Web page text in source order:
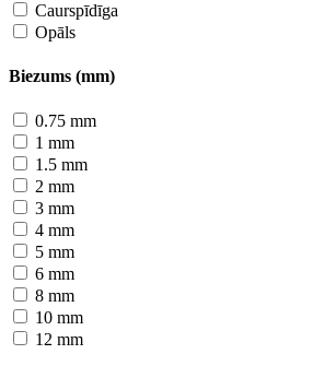
Caurspīdīga
Opāls
Biezums (mm)
0.75 mm
1 mm
1.5 mm
2 mm
3 mm
4 mm
5 mm
6 mm
8 mm
10 mm
12 mm